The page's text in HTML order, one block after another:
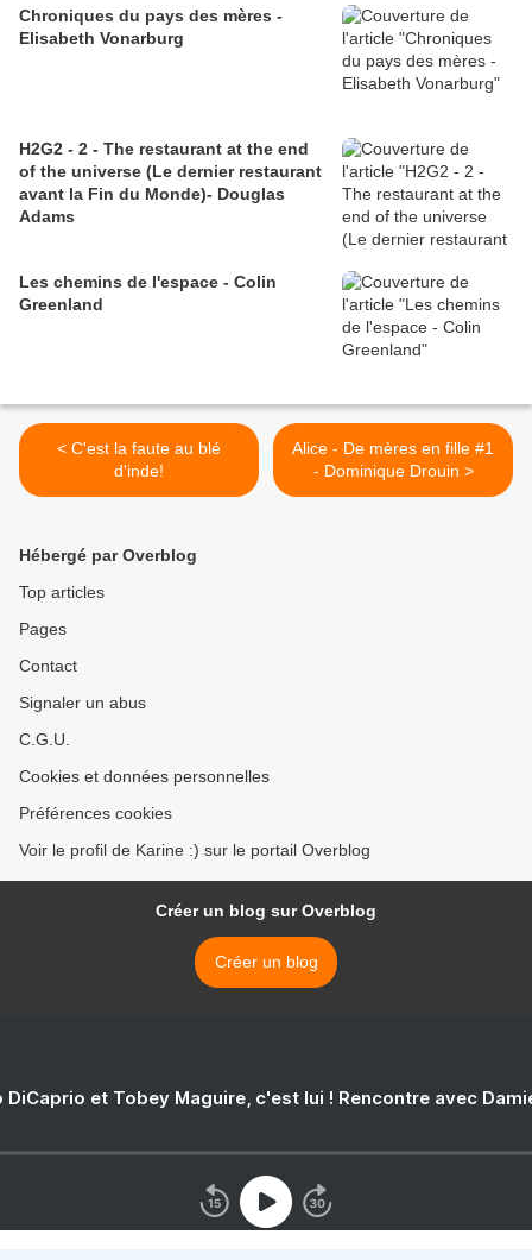
Chroniques du pays des mères -
Elisabeth Vonarburg
H2G2 - 2 - The restaurant at the end
of the universe (Le dernier restaurant
avant la Fin du Monde)- Douglas
Adams
Les chemins de l'espace - Colin
Greenland
< C'est la faute au blé
d'inde!
Alice - De mères en fille #1
- Dominique Drouin >
Hébergé par Overblog
Top articles
Pages
Contact
Signaler un abus
C.G.U.
Cookies et données personnelles
Préférences cookies
Voir le profil de Karine :) sur le portail Overblog
Créer un blog sur Overblog
Créer un blog
DiCaprio et Tobey Maguire, c'est lui ! Rencontre avec